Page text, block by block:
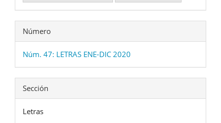
Número
Núm. 47: LETRAS ENE-DIC 2020
Sección
Letras